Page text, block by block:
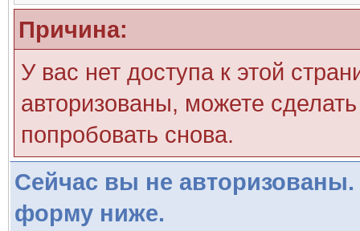
Причина:
У вас нет доступа к этой
авторизованы, можете
попробовать снова.
Сейчас вы не авторизованы.
форму ниже.